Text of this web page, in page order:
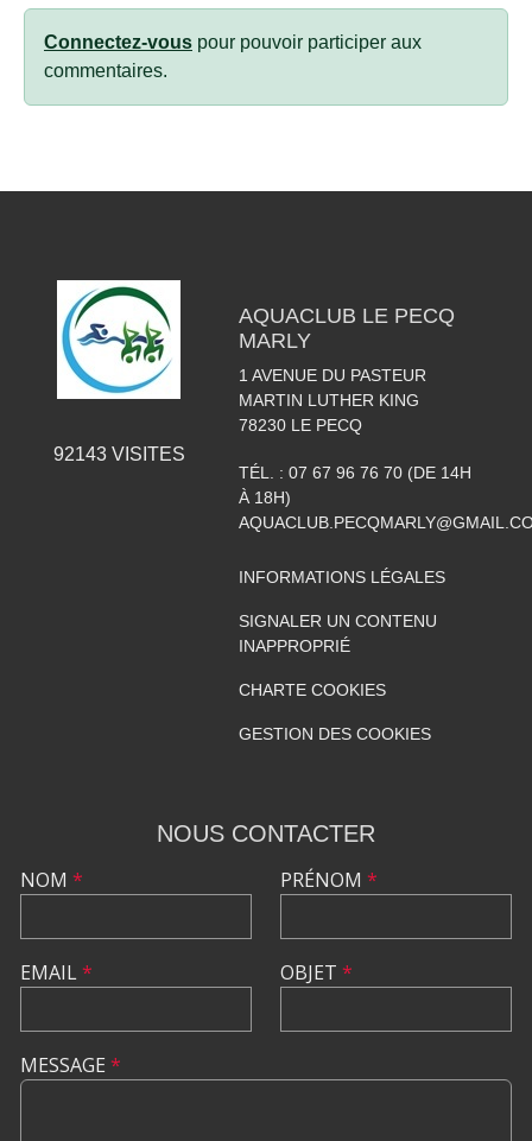
Connectez-vous pour pouvoir participer aux
commentaires.
92143VISITES
AQUACLUB LE PECQ
MARLY
1 AVENUE DU PASTEUR
MARTIN LUTHER KING
78230 LE PECQ
TÉL. : 07 67 96 76 70 (DE 14H
À 18H)
INFORMATIONS LÉGALES
SIGNALER UN CONTENU
INAPPROPRIÉ
CHARTE COOKIES
GESTION DES COOKIES
NOUS CONTACTER
NOM *
EMAIL*
PRÉNOM *
OBJET *
MESSAGE *